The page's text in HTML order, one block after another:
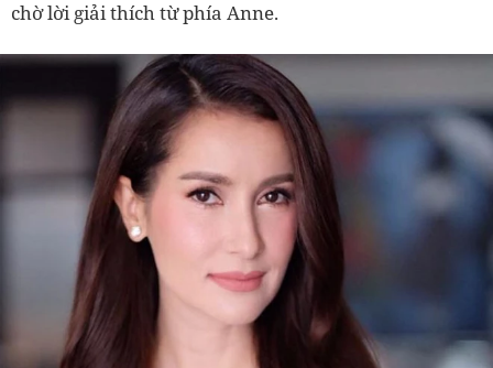
chờ lời giải thích từ phía Anne.